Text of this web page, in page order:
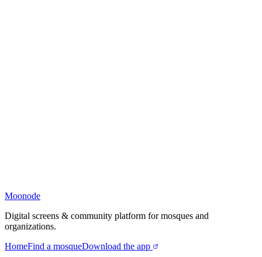
Moonode
Digital screens & community platform for mosques and
organizations.
HomeFind a mosqueDownload the app